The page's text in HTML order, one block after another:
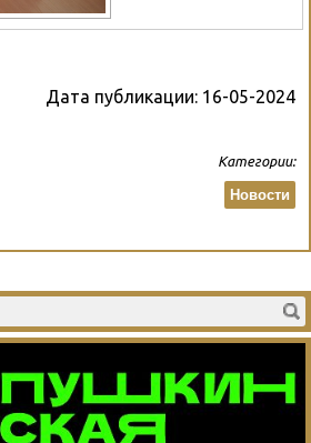
Дата публикации: 16-05-2024
Категории:
Новости